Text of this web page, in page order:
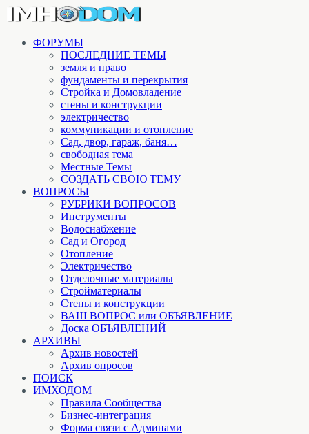
ФОРУМЫ
ПОСЛЕДНИЕ ТЕМЫ
земля и право
фундаменты и перекрытия
Стройка и Домовладение
стены и конструкции
электричество
коммуникации и отопление
Cад, двор, гараж, баня…
свободная тема
Местные Темы
СОЗДАТЬ СВОЮ ТЕМУ
ВОПРОСЫ
РУБРИКИ ВОПРОСОВ
Инструменты
Водоснабжение
Сад и Огород
Отопление
Электричество
Отделочные материалы
Стройматериалы
Стены и конструкции
ВАШ ВОПРОС или ОБЪЯВЛЕНИЕ
Доска ОБЪЯВЛЕНИЙ
АРХИВЫ
Архив новостей
Архив опросов
ПОИСК
ИМХОДОМ
Правила Сообщества
Бизнес-интеграция
Форма связи с Админами